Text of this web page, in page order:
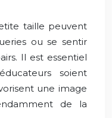
taille peuvent
ou se sentir
Il est essentiel
soient
une image
de la